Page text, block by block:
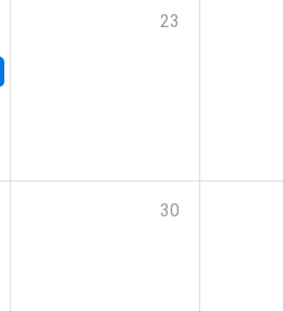
23
30